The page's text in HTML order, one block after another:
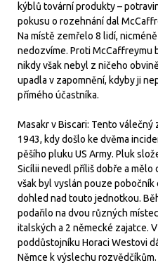
kýblů tovární produkty –
pokusu o rozehnání dal
Na místě zemřelo 8 lidí,
nedozvíme. Proti McCaffreymu
nikdy však nebyl z ničeho
upadla v zapomnění, kdyby ji
přímého účastníka.
Masakr v Biscari: Tento
1943, kdy došlo ke dvěma
pěšího pluku US Army. Pluk
Sicílii nevedl příliš dobře a mělo
však byl vyslán pouze
dohled nad touto jednotkou.
podařilo na dvou různých
italských a 2 německé zajatce.
poddůstojníku Horaci Westovi
Němce k výslechu